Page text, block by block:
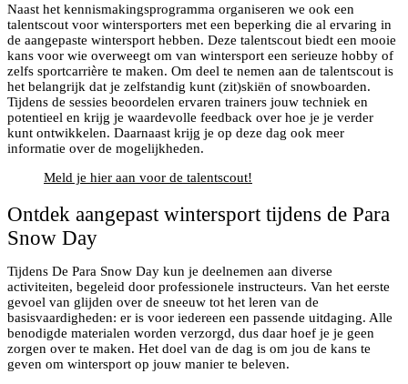
Naast het kennismakingsprogramma organiseren we ook een
talentscout voor wintersporters met een beperking die al ervaring in
de aangepaste wintersport hebben. Deze talentscout biedt een mooie
kans voor wie overweegt om van wintersport een serieuze hobby of
zelfs sportcarrière te maken. Om deel te nemen aan de talentscout is
het belangrijk dat je zelfstandig kunt (zit)skiën of snowboarden.
Tijdens de sessies beoordelen ervaren trainers jouw techniek en
potentieel en krijg je waardevolle feedback over hoe je je verder
kunt ontwikkelen. Daarnaast krijg je op deze dag ook meer
informatie over de mogelijkheden.
Meld je hier aan voor de talentscout!
Ontdek aangepast wintersport tijdens de Para
Snow Day
Tijdens De Para Snow Day kun je deelnemen aan diverse
activiteiten, begeleid door professionele instructeurs. Van het eerste
gevoel van glijden over de sneeuw tot het leren van de
basisvaardigheden: er is voor iedereen een passende uitdaging. Alle
benodigde materialen worden verzorgd, dus daar hoef je je geen
zorgen over te maken. Het doel van de dag is om jou de kans te
geven om wintersport op jouw manier te beleven.